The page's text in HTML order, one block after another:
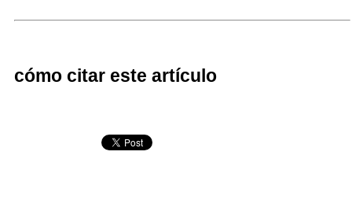
cómo citar este artículo